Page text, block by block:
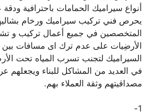
أنواع سيراميك الحمامات باحترافية ودقة
يحرص فني تركيب سيراميك ورخام
المتخصصين في جميع أعمال تركيب و
الأرضِيات على عدم ترك اى مسافات
السيراميك لتجنب تسرب المياه تحت
في العديد من المشاكل للبناء ويجعلهم
مصداقيتهم وثقة العملاء بهم.
1-